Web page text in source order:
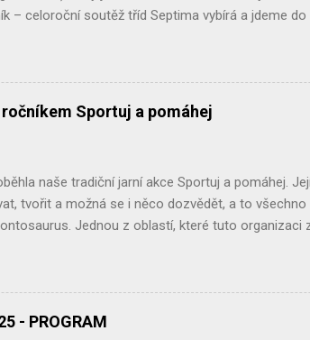
celoroční soutěž tříd Septima vybírá a jdeme
poputuje hnutí Brontosaurus na nákup
věc! Pátek (21. 3.) - YPEF 2025 – oblastní kolo v
olympiády – Muzeum Vysočiny Jihlava
Sportuj a pomáhej
naše tradiční jarní akce Sportuj a pomáhej.
tvořit a možná se i něco dozvědět, a to
Jednou z oblastí, které tuto organizaci
Kč. Děkujeme moc. Našimi dlouhodobými a
a zajistí, co je potřeba. Bez jejich podpory
desítky členek a členů Ekoklubu Gymnázia
- PROGRAM